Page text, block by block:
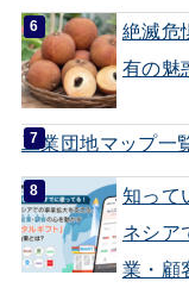
絶滅危
有の魅
工業団地マップ一
知って
ネシア
業・顧